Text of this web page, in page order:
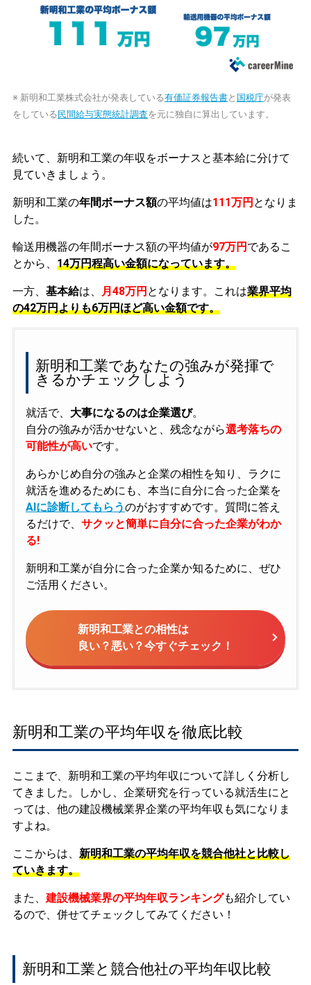
※ 新明和工業株式会社が発表している有価証券報告書と 国税庁が発表
をしている 民間給与実態統計調査を元に独自に算出しています。
続いて、新明和工業の年収をボーナスと基本給に分けて
見ていきましょう。
新明和工業の年間ボーナス額の平均値は111万円 となりま
した。
輸送用機器の年間ボーナス額の平均値が97万円 であるこ
とから、 14万円程高い金額になっています。
一方、 基本給は、 月48万円 となります。これは業界平均
の42万円よりも6万円ほど高い金額です。
新明和工業であなたの強みが発揮で
きるかチェックしよう
就活で、 大事になるのは企業選び。
自分の強みが活かせないと、残念ながら選考落ちの
可能性が高いです。
あらかじめ自分の強みと企業の相性を知り、ラクに
就活を進めるためにも、本当に自分に合った企業を
AIに診断してもらうのがおすすめです。質問に答え
るだけで、 サクッと簡単に自分に合った企業がわか
る!
新明和工業が自分に合った企業か知るために、ぜひ
ご活用ください。
新明和工業との相性は
良い？悪い？今すぐチェック！
新明和工業の平均年収を徹底比較
ここまで、新明和工業の平均年収について詳しく分析し
てきました。しかし、企業研究を行っている就活生にと
っては、他の建設機械業界企業の平均年収も気になりま
すよね。
ここからは、 新明和工業の平均年収を競合他社と比較し
ていきます。
また、 建設機械業界の平均年収ランキングも紹介してい
るので、併せてチェックしてみてください！
新明和工業と競合他社の平均年収比較